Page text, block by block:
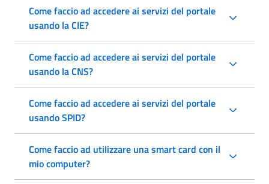
Come faccio ad accedere ai servizi del portale
usando la CIE?
Come faccio ad accedere ai servizi del portale
usando la CNS?
Come faccio ad accedere ai servizi del portale
usando SPID?
Come faccio ad utilizzare una smart card con il
mio computer?